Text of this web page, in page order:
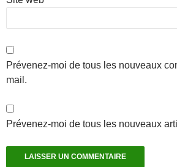
Prévenez-moi de tous les nouveaux
mail.
Prévenez-moi de tous les nouveaux